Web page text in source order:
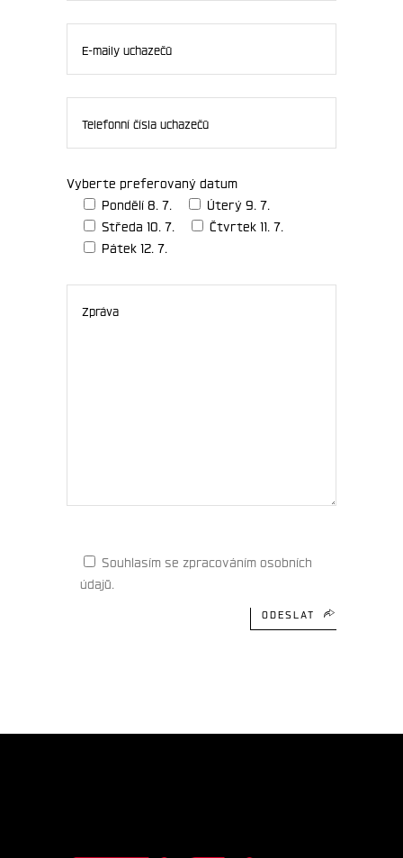
Vyberte preferovaný datum
Pondělí 8. 7.
Úterý 9. 7.
Středa 10. 7.
Čtvrtek 11. 7.
Pátek 12. 7.
Souhlasím se zpracováním osobních
údajů.
ODESLAT